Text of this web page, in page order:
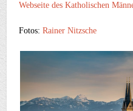
Webseite des Katholischen
Fotos:Rainer Nitzsche